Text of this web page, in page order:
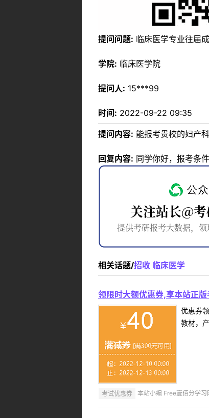
提问问题: 临床医学专业往届
学院: 临床医学院
提问人: 15***99
时间: 2022-09-22 09:35
提问内容: 能报考贵校的妇产
回复内容: 同学你好，报考条
相关话题/招收 临床医学
领限时大额优惠券,享本站正
优惠券
教材，
考试优惠券 本站小编 Free壹佰分学